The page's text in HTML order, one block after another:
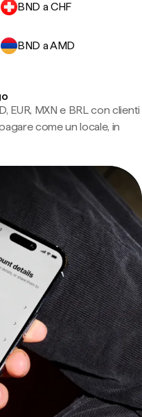
BND a CHF
BND a AMD
EUR, MXN e BRL con clienti
come un locale, in